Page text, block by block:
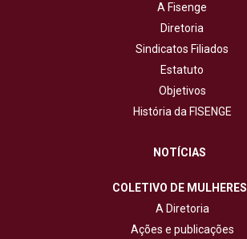
A Fisenge
Diretoria
Sindicatos Filiados
Estatuto
Objetivos
História da FISENGE
NOTÍCIAS
COLETIVO DE MULHERES
A Diretoria
Ações e publicações